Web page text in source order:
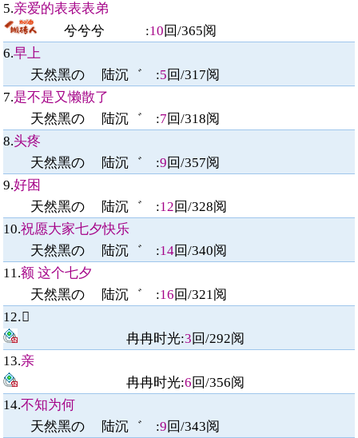
5.亲爱的表表表弟
兮兮兮 :10回/365阅
6.早上
天然黑の 陆沉゛ :5回/317阅
7.是不是又懒散了
天然黑の 陆沉゛ :7回/318阅
8.头疼
天然黑の 陆沉゛ :9回/357阅
9.好困
天然黑の 陆沉゛ :12回/328阅
10.祝愿大家七夕快乐
天然黑の 陆沉゛ :14回/340阅
11.额 这个七夕
天然黑の 陆沉゛ :16回/321阅
12.
冉冉时光:3回/292阅
13.亲
冉冉时光:6回/356阅
14.不知为何
天然黑の 陆沉゛ :9回/343阅